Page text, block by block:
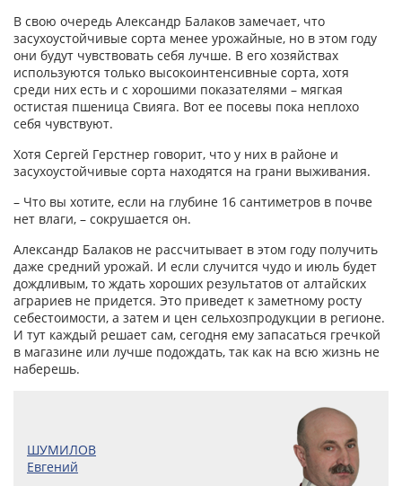
В свою очередь Александр Балаков замечает, что
засухоустойчивые сорта менее урожайные, но в этом году
они будут чувствовать себя лучше. В его хозяйствах
используются только высокоинтенсивные сорта, хотя
среди них есть и с хорошими показателями – мягкая
остистая пшеница Свияга. Вот ее посевы пока неплохо
себя чувствуют.
Хотя Сергей Герстнер говорит, что у них в районе и
засухоустойчивые сорта находятся на грани выживания.
– Что вы хотите, если на глубине 16 сантиметров в почве
нет влаги, – сокрушается он.
Александр Балаков не рассчитывает в этом году получить
даже средний урожай. И если случится чудо и июль будет
дождливым, то ждать хороших результатов от алтайских
аграриев не придется. Это приведет к заметному росту
себестоимости, а затем и цен сельхозпродукции в регионе.
И тут каждый решает сам, сегодня ему запасаться гречкой
в магазине или лучше подождать, так как на всю жизнь не
наберешь.
ШУМИЛОВ
Евгений